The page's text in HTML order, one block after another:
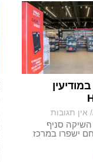
אין תגובות
סניף
ישפרו במרכז